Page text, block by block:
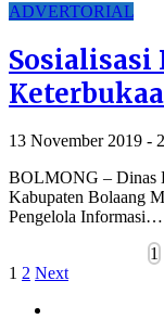
ADVERTORIAL
Sosialisasi
13 November 2019 -
BOLMONG – Dinas
Kabupaten Bolaang
Pengelola Informasi…
1
1 2 Next